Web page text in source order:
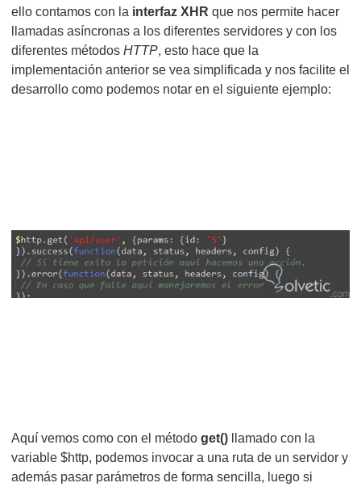
ello contamos con la interfaz XHR que nos permite hacer
llamadas asíncronas a los diferentes servidores y con los
diferentes métodos HTTP, esto hace que la
implementación anterior se vea simplificada y nos facilite el
desarrollo como podemos notar en el siguiente ejemplo:
Aquí vemos como con el método get() llamado con la
variable $http, podemos invocar a una ruta de un servidor y
además pasar parámetros de forma sencilla, luego si